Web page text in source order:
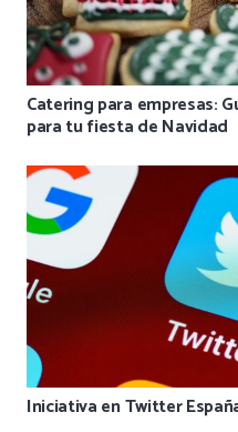
Catering para empresas:
para tu fiesta de Navidad
Iniciativa en Twitter